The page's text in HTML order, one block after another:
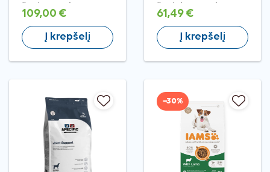
šunims, 12 kg
109,00 €
Į krepšelį
šuniukams, 7 kg
61,49 €
Į krepšelį
−30%